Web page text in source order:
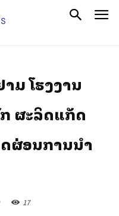
ມ ໂຮງງານ
ຜະລິດແກັດ
ຜ່ອນການນໍາ
17